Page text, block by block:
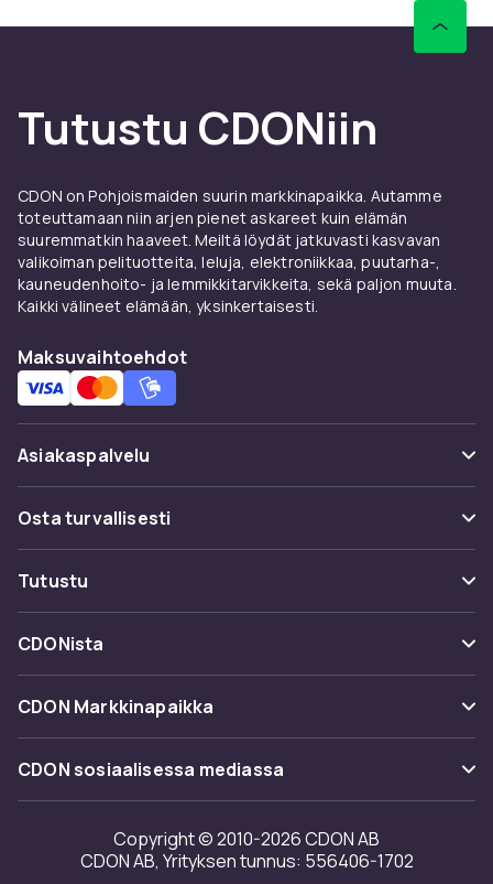
Tutustu CDONiin
CDON on Pohjoismaiden suurin markkinapaikka. Autamme
toteuttamaan niin arjen pienet askareet kuin elämän
suuremmatkin haaveet. Meiltä löydät jatkuvasti kasvavan
valikoiman pelituotteita, leluja, elektroniikkaa, puutarha-,
kauneudenhoito- ja lemmikkitarvikkeita, sekä paljon muuta.
Kaikki välineet elämään, yksinkertaisesti.
Maksuvaihtoehdot
Asiakaspalvelu
Usein kysyttyä (UKK)
Seuraa pakettia
Ota yhteyttä
Osta turvallisesti
Maksuvaihtoehdot
Toimitus
Takaisinvedot
Tutustu
Kategoriat
Tuotemerkit
CDONista
Tietoa meistä
Asiakasarvionnit
Investor relations
Saavutettavuusseloste
CDON Markkinapaikka
Merchant Help Center
CDON sosiaalisessa mediassa
Copyright © 2010-2026 CDON AB
CDON AB, Yrityksen tunnus: 556406-1702